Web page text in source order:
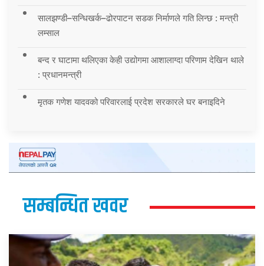
सालझण्डी–सन्धिखर्क–ढोरपाटन सडक निर्माणले गति लिन्छ : मन्त्री
लम्साल
बन्द र घाटामा थलिएका केही उद्योगमा आशालाग्दा परिणाम देखिन थाले
: प्रधानमन्त्री
मृतक गणेश यादवको परिवारलाई प्रदेश सरकारले घर बनाइदिने
सम्बन्धित खवर